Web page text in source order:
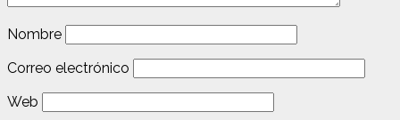
Nombre
Correo electrónico
Web